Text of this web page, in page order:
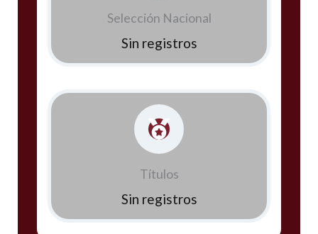
Selección Nacional
Sin registros
Títulos
Sin registros